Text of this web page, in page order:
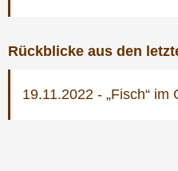
Rückblicke aus den
19.11.2022 - „Fisch“ im